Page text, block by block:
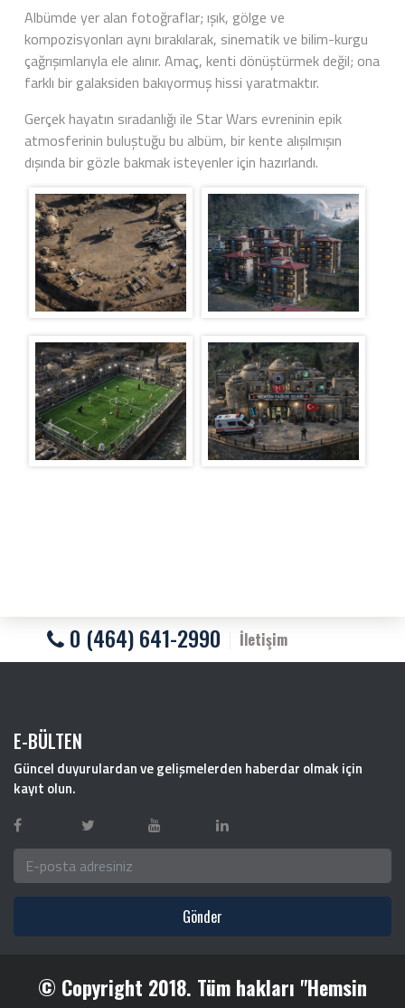
Albümde yer alan fotoğraflar; ışık, gölge ve
kompozisyonları aynı bırakılarak, sinematik ve bilim-kurgu
çağrışımlarıyla ele alınır. Amaç, kenti dönüştürmek değil; ona
farklı bir galaksiden bakıyormuş hissi yaratmaktır.
Gerçek hayatın sıradanlığı ile Star Wars evreninin epik
atmosferinin buluştuğu bu albüm, bir kente alışılmışın
dışında bir gözle bakmak isteyenler için hazırlandı.
0 (464) 641-2990 İletişim
E-BÜLTEN
Güncel duyurulardan ve gelişmelerden haberdar olmak için
kayıt olun.
Gönder
© Copyright 2018. Tüm hakları "Hemsin